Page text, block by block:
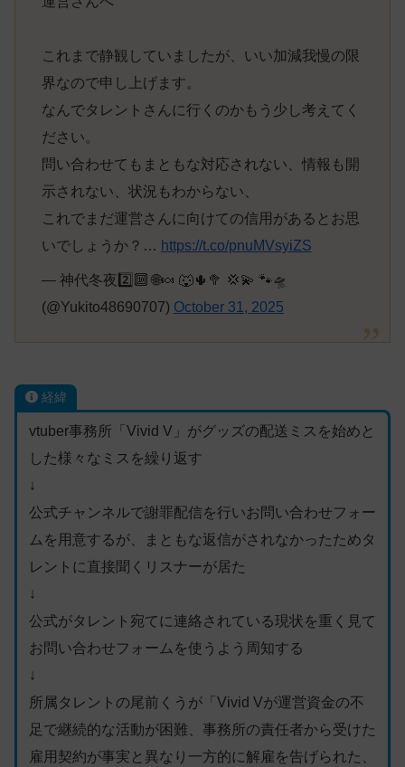
これまで静観していましたが、いい加減我慢の限
界なので申し上げます。
なんでタレントさんに行くのかもう少し考えてく
ださい。
問い合わせてもまともな対応されない、情報も開
示されない、状況もわからない、
これでまだ運営さんに向けての信用があるとお思
いでしょうか？… https://t.co/pnuMVsyiZS
— 神代冬夜2️⃣🔟 🌐🍬 🐺🌵🥦 💢💫 🐾🛸
(@Yukito48690707) October 31, 2025
経緯
vtuber事務所「Vivid V」がグッズの配送ミスを始めと
した様々なミスを繰り返す
↓
公式チャンネルで謝罪配信を行いお問い合わせフォー
ムを用意するが、まともな返信がされなかったためタ
レントに直接聞くリスナーが居た
↓
公式がタレント宛てに連絡されている現状を重く見て
お問い合わせフォームを使うよう周知する
↓
所属タレントの尾前くうが「Vivid Vが運営資金の不
足で継続的な活動が困難、事務所の責任者から受けた
雇用契約が事実と異なり一方的に解雇を告げられた、